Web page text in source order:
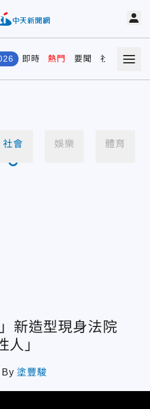
即時 熱門 要聞 社會 娛樂
社會 娛樂 體育
新造型現身法院
人」
By 塗豐駿